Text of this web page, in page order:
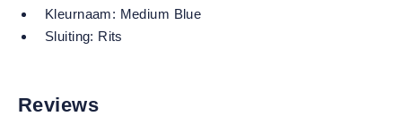
Kleurnaam: Medium Blue
Sluiting: Rits
Reviews